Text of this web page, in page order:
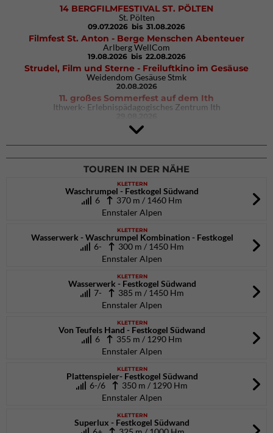
14 BERGFILMFESTIVAL ST. PÖLTEN
St. Pölten
09.07.2026 bis 31.08.2026
Filmfest St. Anton - Berge Menschen Abenteuer
Arlberg WellCom
19.08.2026 bis 22.08.2026
Strudel, Film und Sterne - Freiluftkino im Gesäuse
Weidendom Gesäuse Stmk
20.08.2026
11. großes Sommerfest auf dem Ith
Ithwerk- Erlebnispädagogisches Zentrum Ith
Rock Master Arco
Arco (IT)
02.10.2026bis 04.10.2026
TOUREN IN DER NÄHE
KLETTERN
Waschrumpel - Festkogel Südwand
6
370 m / 1460 Hm
Ennstaler Alpen
KLETTERN
Wasserwerk - Waschrumpel Kombination - Festkogel
6- 300 m / 1450 Hm
Ennstaler Alpen
KLETTERN
Wasserwerk - Festkogel Südwand
7- 385 m / 1450 Hm
Ennstaler Alpen
KLETTERN
Von Teufels Hand - Festkogel Südwand
6
355 m / 1290 Hm
Ennstaler Alpen
KLETTERN
Plattenspieler- Festkogel Südwand
6-/6
350 m / 1290 Hm
Ennstaler Alpen
KLETTERN
Superlux - Festkogel Südwand